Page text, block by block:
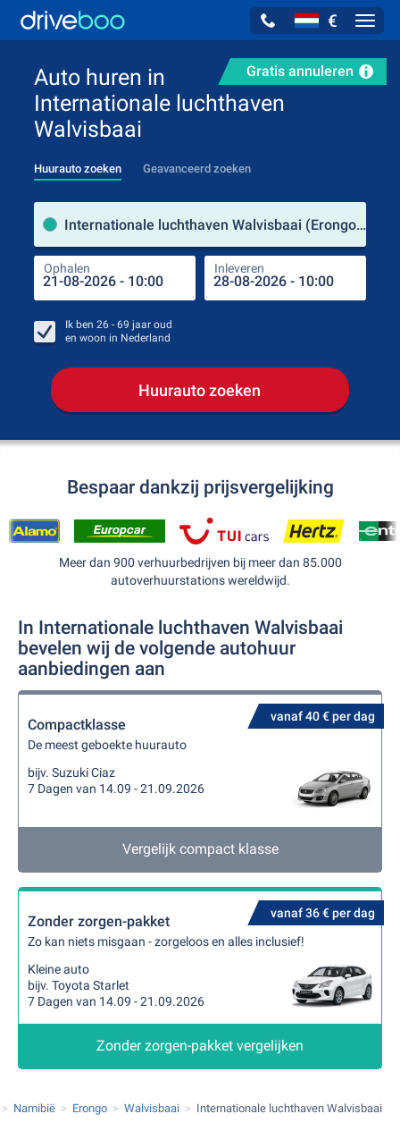
€
Gratis annuleren
Auto huren in
Internationale luchthaven
Walvisbaai
Huurauto zoeken Geavanceerd zoeken
Internationale luchthaven Walvisbaai (Erongo / Namibië)
Ophalen Inleveren
Ik ben 26 - 69 jaar oud
en woon in Nederland
Huurauto zoeken
Bespaar dankzij prijsvergelijking
Meer dan 900 verhuurbedrijven bij meer dan 85.000
autoverhuurstations wereldwijd.
In Internationale luchthaven Walvisbaai
bevelen wij de volgende autohuur
aanbiedingen aan
vanaf 40 € per dag
Compactklasse
De meest geboekte huurauto
bijv. Suzuki Ciaz
7 Dagen van 14.09 - 21.09.2026
Vergelijk compact klasse
vanaf 36 € per dag
Zonder zorgen-pakket
Zo kan niets misgaan - zorgeloos en alles inclusief!
Kleine auto
bijv. Toyota Starlet
7 Dagen van 14.09 - 21.09.2026
Zonder zorgen-pakket vergelijken
Namibië Erongo Walvisbaai Internationale luchthaven Walvisbaai